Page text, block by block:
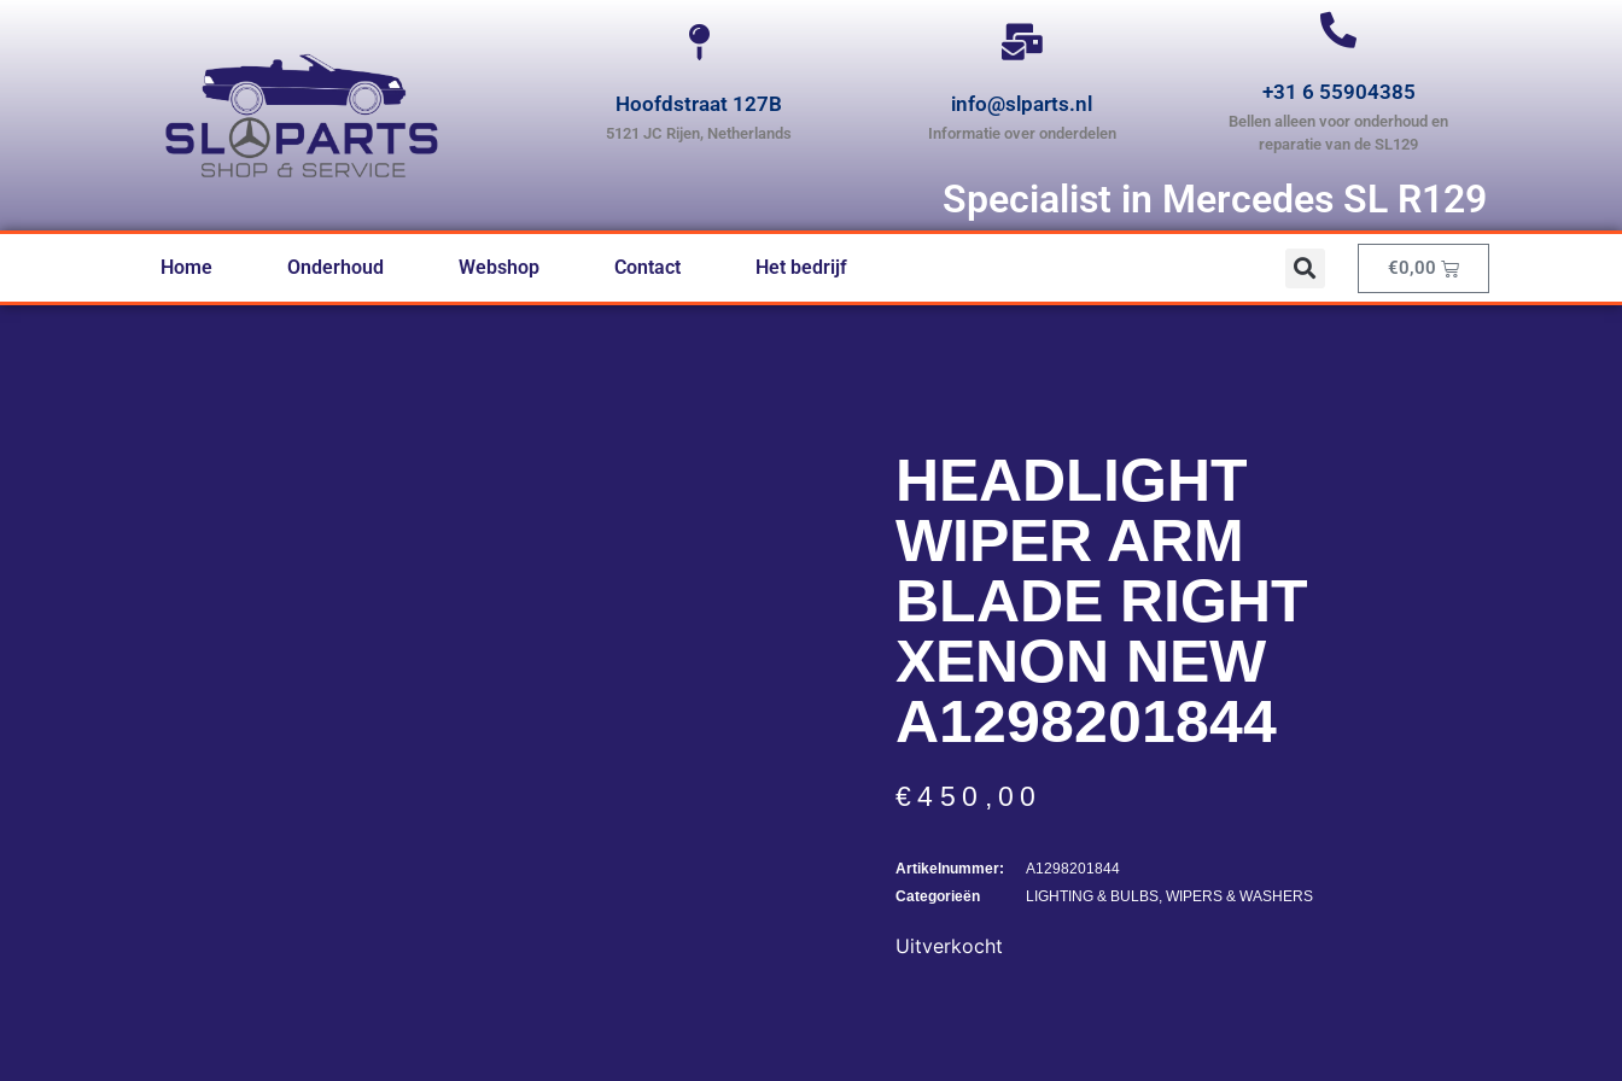
Hoofdstraat 127B
5121 JC Rijen, Netherlands
info@slparts.nl
Informatie over onderdelen
+31 6 55904385
Bellen alleen voor onderhoud en
reparatie van de SL129
Specialist in Mercedes SL R129
Home Onderhoud Webshop Contact Het bedrijf €0,00
HEADLIGHT
WIPER ARM
BLADE RIGHT
XENON NEW
A1298201844
€450,00
Artikelnummer:
A1298201844
Categorieën
LIGHTING & BULBS, WIPERS & WASHERS
Uitverkocht